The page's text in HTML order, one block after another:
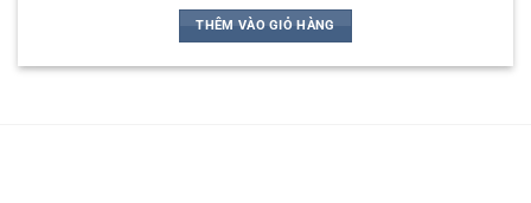
THÊM VÀO GIỎ HÀNG